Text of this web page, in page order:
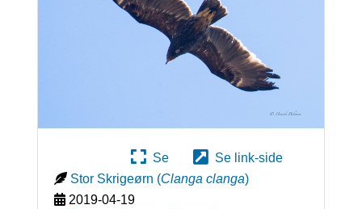
Se
Se link-side
Stor Skrigeørn (Clanga clanga)
2019-04-19